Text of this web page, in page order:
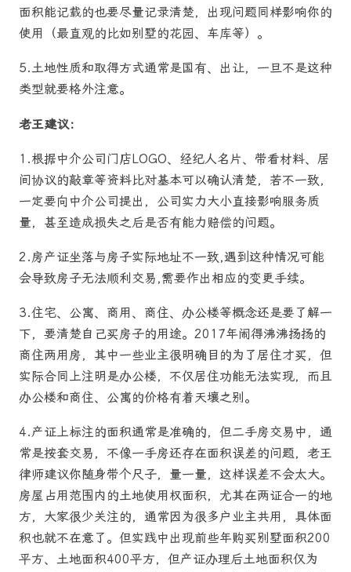
面积能记载的也要尽量记录清楚，出现问题同样影响你的
使用（最直观的比如别墅的花园、车库等）。
5.土地性质和取得方式通常是国有、出让，一旦不是这种
类型就要格外注意。
老王建议：
1.根据中介公司门店LOGO、经纪人名片、带看材料、居
间协议的敲章等资料比对基本可以确认清楚，若不一致，
一定要向中介公司提出，公司实力大小直接影响服务质
量，甚至造成损失之后是否有能力赔偿的问题。
2.房产证坐落与房子实际地址不一致,遇到这种情况可能
会导致房子无法顺利交易,需要作出相应的变更手续。
3.住宅、公寓、商用、商住、办公楼等概念还是要了解一
下，要清楚自己买房子的用途。2017年闹得沸沸扬扬的
商住两用房，其中一些业主很明确目的为了居住才买，但
实际合同上注明是办公楼，不仅居住功能无法实现，而且
办公楼和商住、公寓的价格有着天壤之别。
4.产证上标注的面积通常是准确的，但二手房交易中，通
常是按套交易，不像一手房还存在面积误差的问题，老王
律师建议你随身带个尺子，量一量，这样误差不会太大。
房屋占用范围内的土地使用权面积，尤其在两证合一的地
方，大家很少关注的，通常因为很多户业主共用，具体面
积也就不在意了。但实践中出现前些年购买别墅面积200
平方、土地面积400平方，但产证办理后土地面积仅为